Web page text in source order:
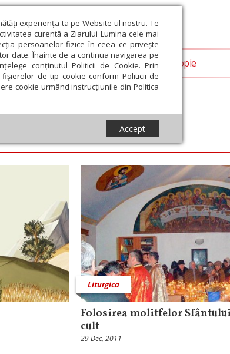
experiența ta pe Website-ul nostru. Te
curentă a Ziarului Lumina cele mai
persoanelor fizice în ceea ce privește
date. Înainte de a continua navigarea pe
conținutul Politicii de Cookie. Prin
de tip cookie conform Politicii de
cookie urmând instrucțiunile din Politica
Accept
Societate Opinii Filantropie
Liturgica
Folosirea molitfelor
cult
29 Dec, 2011